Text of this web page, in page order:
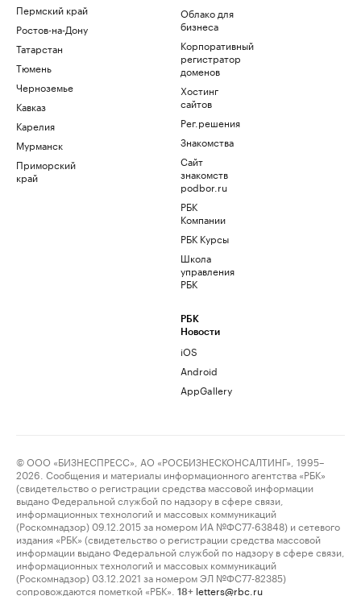
Пермский край
Ростов-на-Дону
Татарстан
Тюмень
Черноземье
Кавказ
Карелия
Мурманск
Приморский
край
Облако для
бизнеса
Корпоративный
регистратор
доменов
Хостинг
сайтов
Рег.решения
Знакомства
Сайт
знакомств
podbor.ru
РБК
Компании
РБК Курсы
Школа
управления
РБК
РБК
Новости
iOS
Android
AppGallery
© ООО «БИЗНЕСПРЕСС», АО «РОСБИЗНЕСКОНСАЛТИНГ», 1995–
2026. Сообщения и материалы информационного агентства «РБК»
(свидетельство о регистрации средства массовой информации
выдано Федеральной службой по надзору в сфере связи,
информационных технологий и массовых коммуникаций
(Роскомнадзор) 09.12.2015 за номером ИА №ФС77-63848) и сетевого
издания «РБК» (свидетельство о регистрации средства массовой
информации выдано Федеральной службой по надзору в сфере связи,
информационных технологий и массовых коммуникаций
(Роскомнадзор) 03.12.2021 за номером ЭЛ №ФС77-82385)
сопровождаются пометкой «РБК».
18+ letters@rbc.ru